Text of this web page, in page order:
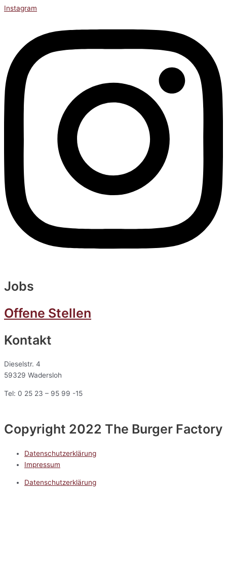
Instagram
Jobs
Offene Stellen
Kontakt
Dieselstr. 4
59329 Wadersloh
Tel: 0 25 23 – 95 99 -15
Copyright 2022 The Burger Factory
Datenschutzerklärung
Impressum
Datenschutzerklärung